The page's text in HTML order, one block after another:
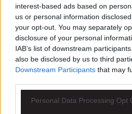
interest-based ads based on
us or personal information
your opt-out. You may separately
disclosure of your personal
IAB’s list of downstream
also be disclosed by us to third
Downstream Participants that may
Personal Data Processing Opt